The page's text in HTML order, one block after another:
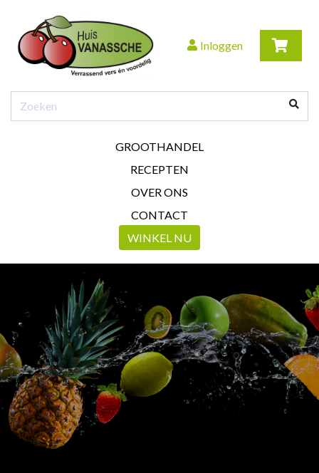
Inloggen
GROOTHANDEL
RECEPTEN
OVER ONS
CONTACT
WINKEL NU